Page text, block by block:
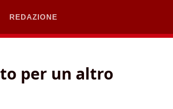
REDAZIONE
per un altro